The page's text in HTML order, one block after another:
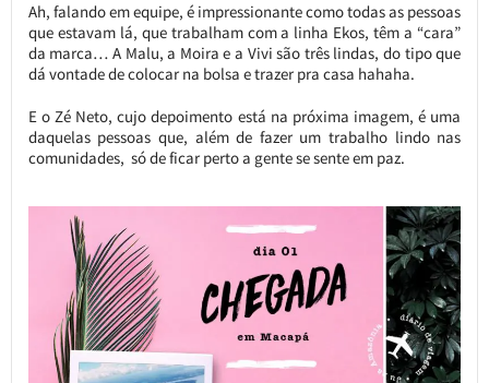
Ah, falando em equipe, é impressionante como todas as pessoas
que estavam lá, que trabalham com a linha Ekos, têm a “cara”
da marca… A Malu, a Moira e a Vivi são três lindas, do tipo que
dá vontade de colocar na bolsa e trazer pra casa hahaha.
E o Zé Neto, cujo depoimento está na próxima imagem, é uma
daquelas pessoas que, além de fazer um trabalho lindo nas
comunidades, só de ficar perto a gente se sente em paz.